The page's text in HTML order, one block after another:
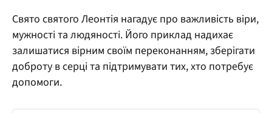
Свято святого Леонтія нагадує про важливість віри,
мужності та людяності. Його приклад надихає
залишатися вірним своїм переконанням, зберігати
доброту в серці та підтримувати тих, хто потребує
допомоги.